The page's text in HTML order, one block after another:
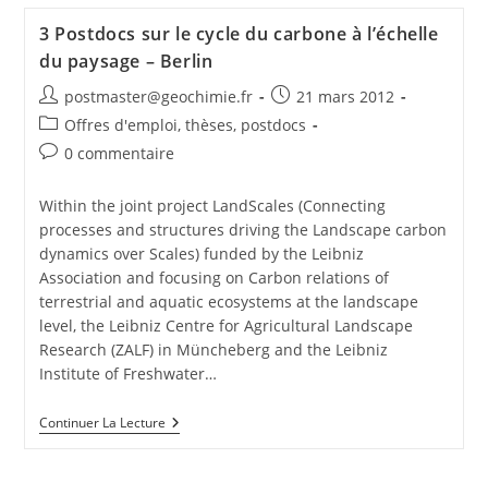
3 Postdocs sur le cycle du carbone à l’échelle
du paysage – Berlin
postmaster@geochimie.fr
21 mars 2012
Offres d'emploi, thèses, postdocs
0 commentaire
Within the joint project LandScales (Connecting
processes and structures driving the Landscape carbon
dynamics over Scales) funded by the Leibniz
Association and focusing on Carbon relations of
terrestrial and aquatic ecosystems at the landscape
level, the Leibniz Centre for Agricultural Landscape
Research (ZALF) in Müncheberg and the Leibniz
Institute of Freshwater…
Continuer La Lecture